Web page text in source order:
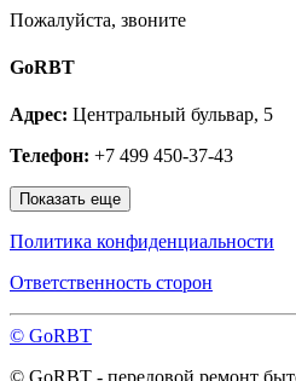
Люберцы
Малаховка
Можайск
Москва и МО
Наро-Фоминск
Ногинск
Одинцово
Ожерелье
Орехово-Зуево
Пересвет
Подольск
Протвино
Пожалуйста, звоните
GoRBT
Адрес: Центральный бульвар, 5
Телефон: +7 499 450-37-43
Показать еще
Политика конфиденциальности
Ответственность сторон
© GoRBT